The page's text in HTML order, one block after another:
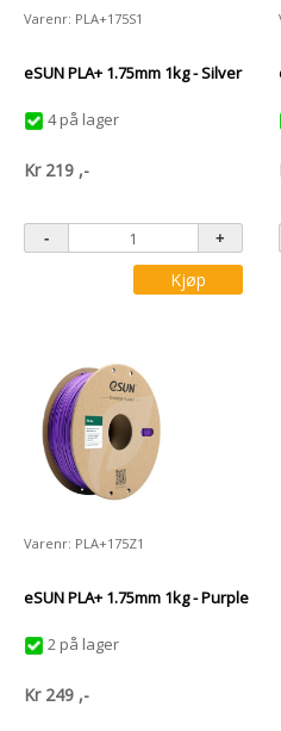
Varenr: PLA+175S1
eSUN PLA+ 1.75mm 1kg - Silver
4 på lager
Kr 219 ,-
Kjøp
Varenr: PLA+175Z1
eSUN PLA+ 1.75mm 1kg - Purple
2 på lager
Kr 249 ,-